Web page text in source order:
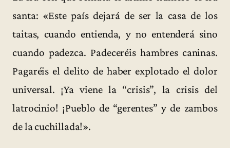
santa: «Este país dejará de ser la casa de los
taitas, cuando entienda, y no entenderá sino
cuando padezca. Padeceréis hambres caninas.
Pagaréis el delito de haber explotado el dolor
universal. ¡Ya viene la “crisis”, la crisis del
latrocinio! ¡Pueblo de “gerentes” y de zambos
de la cuchillada!».